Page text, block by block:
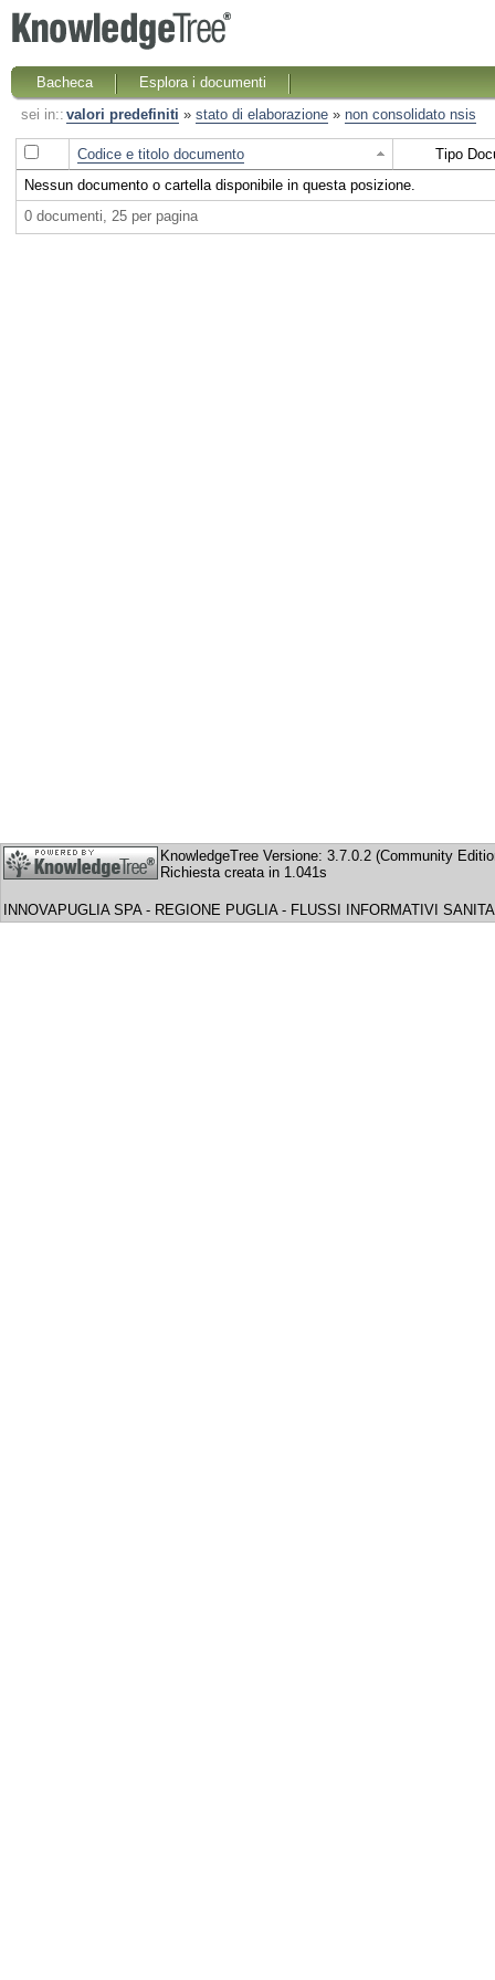
Bacheca
Esplora i documenti
sei in:: valori predefiniti » stato di elaborazione» non consolidato nsis
Codice e titolo documento
Tipo
Nessun documento o cartella disponibile in questa posizione.
0 documenti, 25 per pagina
KnowledgeTree Versione: 3.7.0.2 (Community
Richiesta creata in 1.041s
INNOVAPUGLIA SPA - REGIONE PUGLIA - FLUSSI INFORMATIVI